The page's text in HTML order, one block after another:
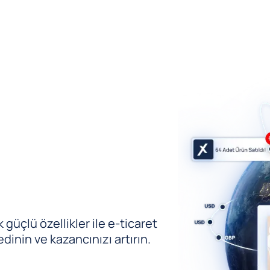
güçlü özellikler ile e-ticaret
ve kazancınızı artırın.